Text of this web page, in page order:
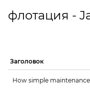
флотация -
Заголовок
How simple